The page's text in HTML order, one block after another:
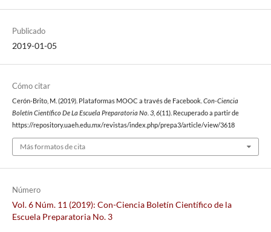
Publicado
2019-01-05
Cómo citar
Cerón-Brito, M. (2019). Plataformas MOOC a través de Facebook. Con-Ciencia
Boletín Científico De La Escuela Preparatoria No. 3, 6(11). Recuperado a partir de
https://repository.uaeh.edu.mx/revistas/index.php/prepa3/article/view/3618
Más formatos de cita
Número
Vol. 6 Núm. 11 (2019): Con-Ciencia Boletín Científico de la
Escuela Preparatoria No. 3